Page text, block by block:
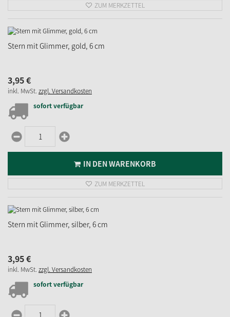
ZUM MERKZETTEL
Stern mit Glimmer, gold, 6 cm
3,95€
inkl. MwSt. zzgl. Versandkosten
sofort verfügbar
IN DEN WARENKORB
ZUM MERKZETTEL
Stern mit Glimmer, silber, 6 cm
3,95€
inkl. MwSt. zzgl. Versandkosten
sofort verfügbar